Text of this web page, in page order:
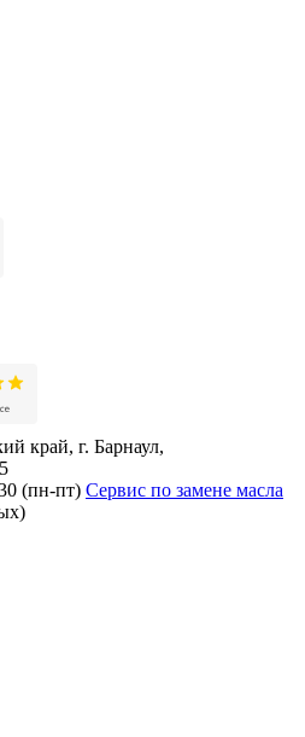
край, г. Барнаул,
(пн-пт) Сервис по замене масла